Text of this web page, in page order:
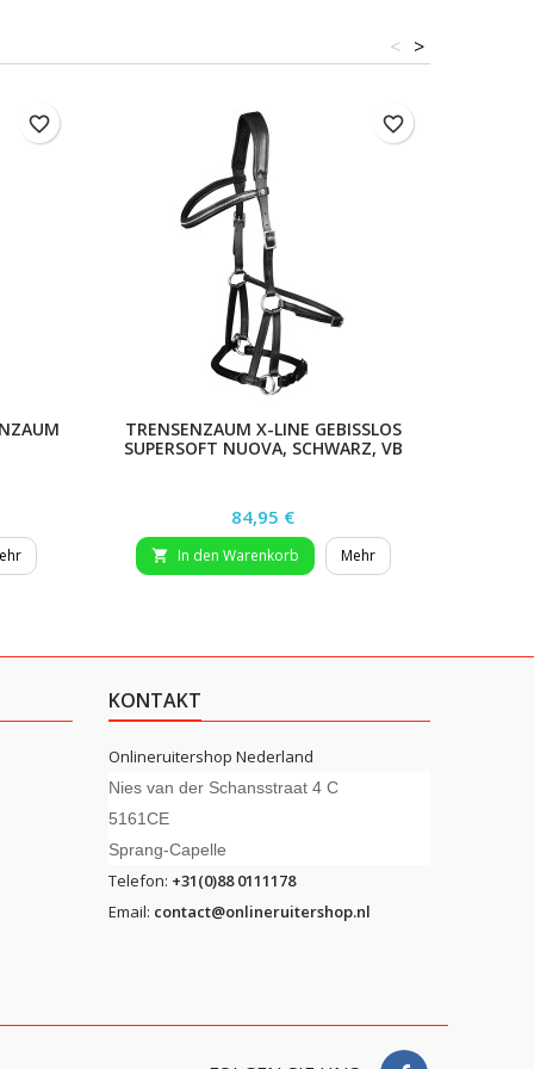
>
<
favorite_border
TRENSENZAUM X-LINE GEBISSLOS
SUPERSOFT NUOVA, SCHWARZ, VB
Preis
84,95 €
 In den Warenkorb Mehr
favorite_border
KONTAKT
Onlineruitershop Nederland
Nies van der Schansstraat 4 C
5161CE
Sprang-Capelle
Telefon: +31(0)88 0111178
Email: contact@onlineruitershop.nl